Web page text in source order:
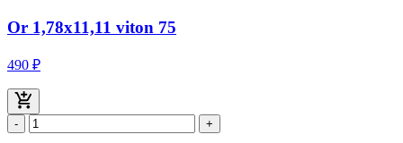
Or 1,78x11,11 viton 75
490 ₽
- +